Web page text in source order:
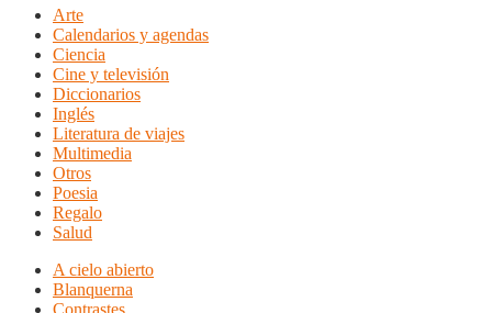
Arte
Calendarios y agendas
Ciencia
Cine y televisión
Diccionarios
Inglés
Literatura de viajes
Multimedia
Otros
Poesia
Regalo
Salud
A cielo abierto
Blanquerna
Contrastes